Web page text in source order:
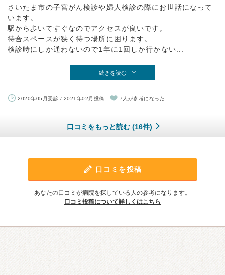
さいたま市の子宮がん検診や婦人検診の際にお世話になって
います。
駅から歩いてすぐなのでアクセスが良いです。
待合スペースが狭く待つ場所に困ります。
検診時にしか通わないので1年に1回しか行かない...
続きを読む
2020年05月受診 / 2021年02月投稿 7人が参考になった
口コミをもっと読む (16件)
口コミを投稿
あなたの口コミが病院を探している人の参考になります。
口コミ投稿について詳しくはこちら